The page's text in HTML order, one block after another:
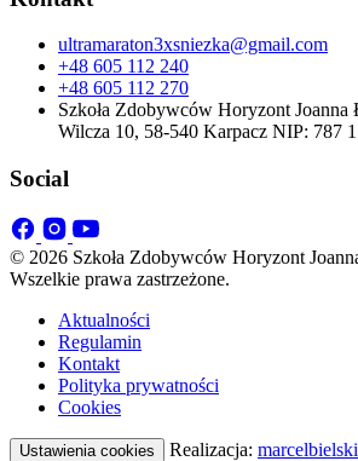
ultramaraton3xsniezka@gmail.com
+48 605 112 240
+48 605 112 270
Szkoła Zdobywców Horyzont Joanna
Wilcza 10, 58-540 Karpacz NIP: 787
Social
© 2026 Szkoła Zdobywców Horyzont
Wszelkie prawa zastrzeżone.
Aktualności
Regulamin
Kontakt
Polityka prywatności
Cookies
Ustawienia cookies Realizacja: